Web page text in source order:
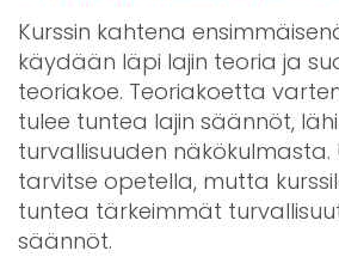
Kurssin kahtena
käydään läpi lajin teoria ja
teoriakoe. Teoriakoetta
tulee tuntea lajin säännöt,
turvallisuuden näkökulmasta.
tarvitse opetella, mutta
tuntea tärkeimmät
säännöt.